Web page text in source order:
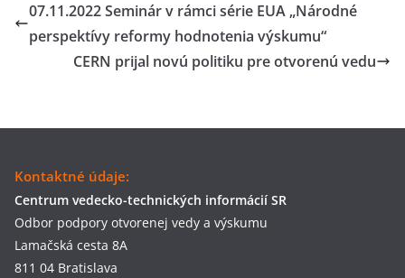
07.11.2022 Seminár v rámci série EUA „Národné
perspektívy reformy hodnotenia výskumu“
CERN prijal novú politiku pre otvorenú vedu
Kontaktné údaje:
Centrum vedecko-technických informácií SR
Odbor podpory otvorenej vedy a výskumu
Lamačská cesta 8A
811 04 Bratislava